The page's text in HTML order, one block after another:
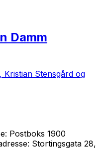
Damm
Kristian Stensgård og
Postboks 1900
Stortingsgata 28,